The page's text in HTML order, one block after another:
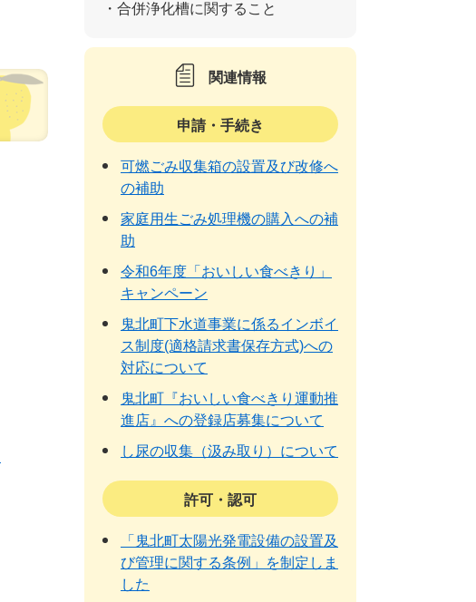
・合併浄化槽に関すること
関連情報
申請・手続き
可燃ごみ収集箱の設置及び改修へ
の補助
家庭用生ごみ処理機の購入への補
助
令和6年度「おいしい食べきり」
キャンペーン
鬼北町下水道事業に係るインボイ
ス制度(適格請求書保存方式)への
対応について
鬼北町『おいしい食べきり運動推
進店』への登録店募集について
し尿の収集（汲み取り）について
許可・認可
「鬼北町太陽光発電設備の設置及
び管理に関する条例」を制定しま
した